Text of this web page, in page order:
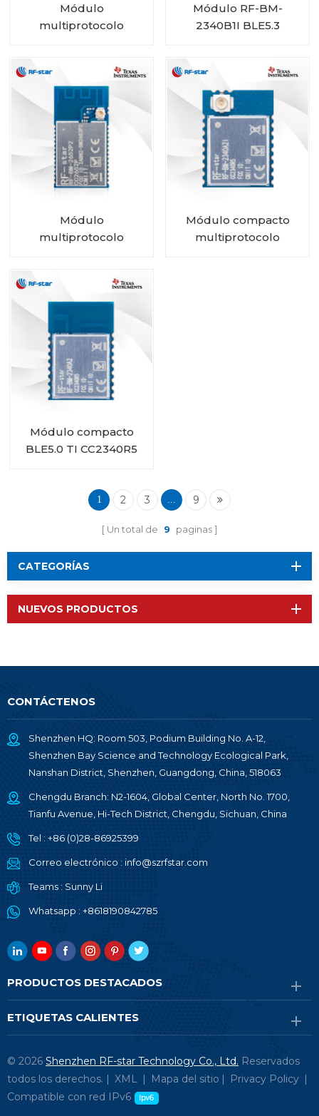
Módulo
multiprotocolo
Módulo RF-BM-
2340B1I BLE5.3
Módulo
multiprotocolo
Módulo compacto
multiprotocolo
Módulo compacto
BLE5.0 TI CC2340R5
1 2 3 ... 9
Un total de 9 paginas
CATEGORÍAS
NUEVOS PRODUCTOS
CONTÁCTENOS
Shenzhen HQ: Room 503, Podium Building No. A-12,
Shenzhen Bay Science and Technology Ecological Park,
Nanshan District, Shenzhen, Guangdong, China, 518063
Chengdu Branch: N2-1604, Global Center, North No. 1700,
Tianfu Avenue, Hi-Tech District, Chengdu, Sichuan, China
Tel : +86 (0)28-86925399
Correo electrónico : info@szrfstar.com
Teams : Sunny Li
Whatsapp : +8618190842785
PRODUCTOS DESTACADOS
ETIQUETAS CALIENTES
© 2026 Shenzhen RF-star Technology Co., Ltd. Reservados
todos los derechos. | XML | Mapa del sitio | Privacy Policy |
Compatible con red IPv6